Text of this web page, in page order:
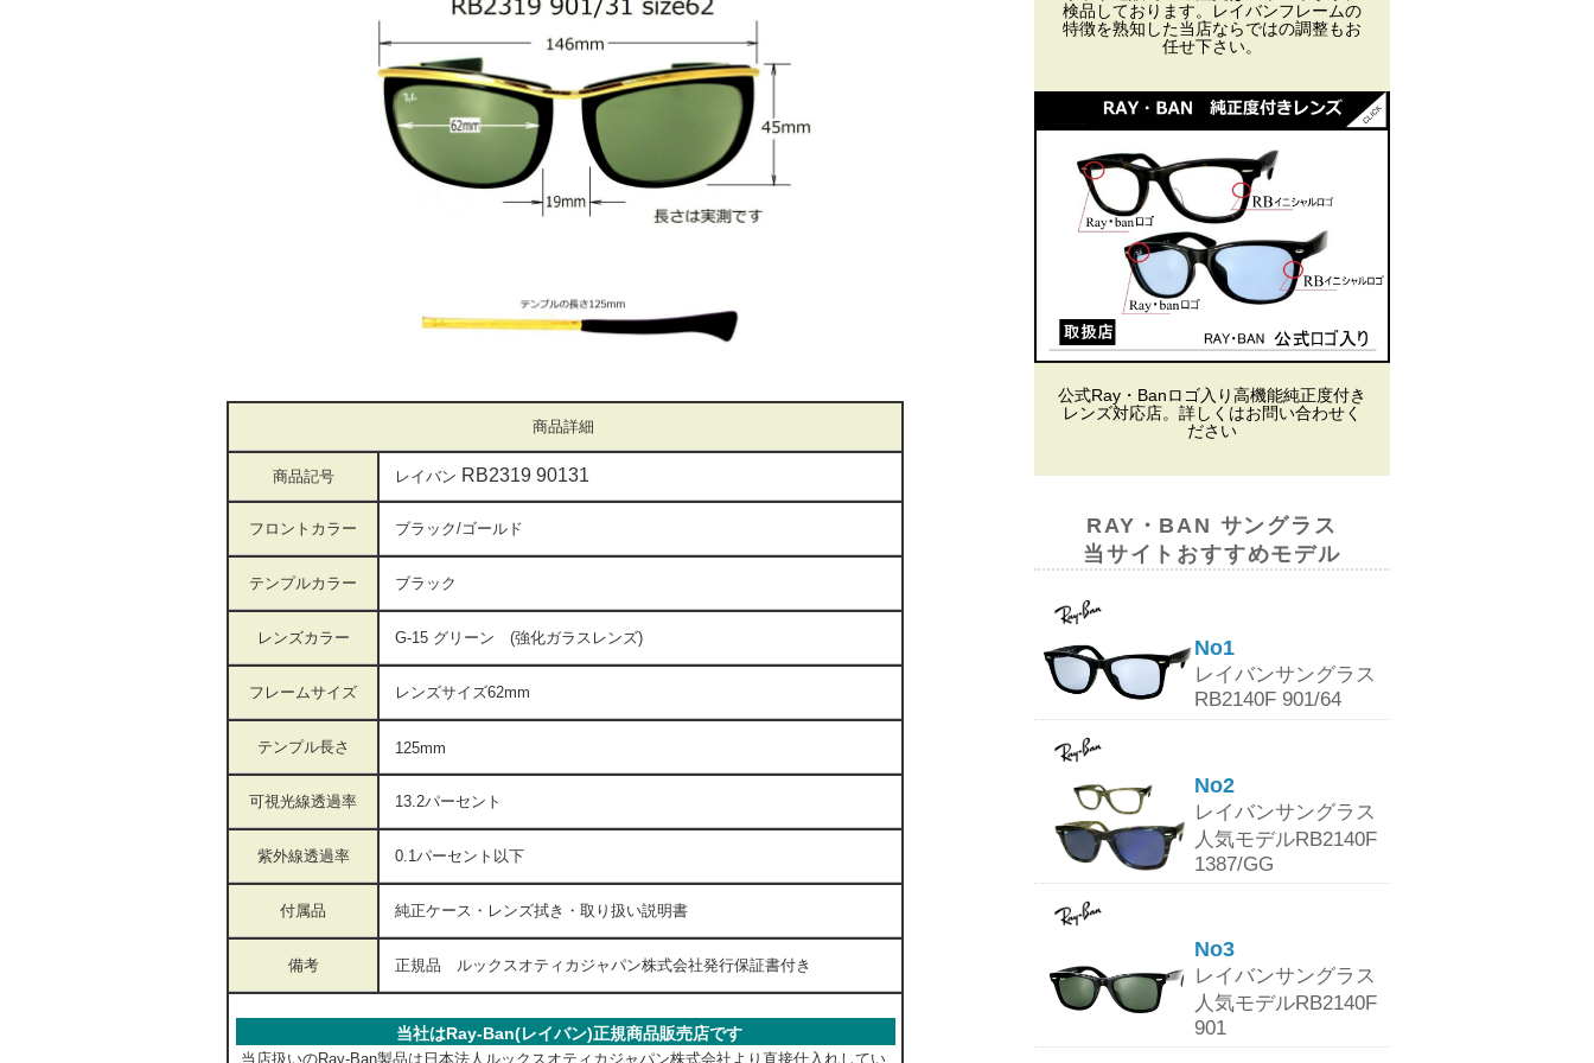
商品詳細
商品記号 レイバン RB2319 90131
フロントカラー ブラック/ゴールド
テンプルカラー ブラック
レンズカラー G-15 グリーン (強化ガラスレンズ)
フレームサイズ レンズサイズ62mm
テンプル長さ 125mm
可視光線透過率 13.2パーセント
紫外線透過率 0.1パーセント以下
付属品 純正ケース・レンズ拭き・取り扱い説明書
備考 正規品 ルックスオティカジャパン株式会社発行保証書付き
当社はRay-Ban(レイバン)正規商品販売店です
当店扱いのRay-Ban製品は日本法人ルックスオティカジャパン株式会社より直接仕入れしてい
検品しております。レイバンフレームの
特徴を熟知した当店ならではの調整もお
任せ下さい。
公式Ray・Banロゴ入り高機能純正度付き
レンズ対応店。詳しくはお問い合わせく
ださい
RAY・BAN サングラス
当サイトおすすめモデル
No1
レイバンサングラス
RB2140F 901/64
No2
レイバンサングラス
人気モデルRB2140F
1387/GG
No3
レイバンサングラス
人気モデルRB2140F
901